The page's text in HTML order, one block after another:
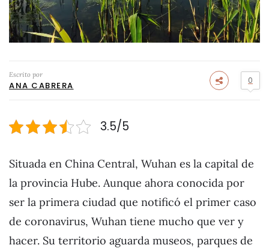
Escrito por
ANA CABRERA 0
3.5/5
Situada en China Central, Wuhan es la capital de
la provincia Hube. Aunque ahora conocida por
ser la primera ciudad que notificó el primer caso
de coronavirus, Wuhan tiene mucho que ver y
hacer. Su territorio aguarda museos, parques de